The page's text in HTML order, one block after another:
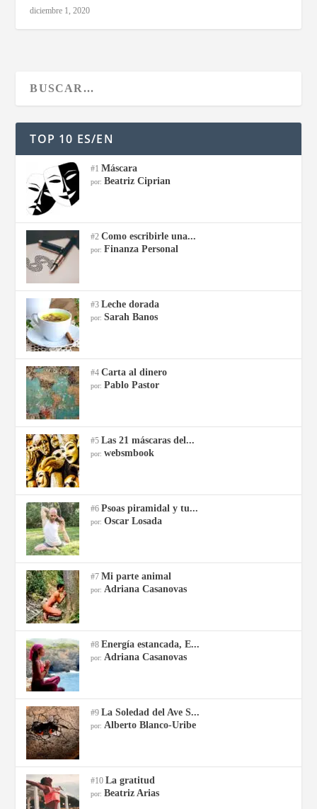
diciembre 1, 2020
TOP 10 ES/EN
#1Máscara
por: Beatriz Ciprian
#2Como escribirle una...
por: Finanza Personal
#3Leche dorada
por:Sarah Banos
#4Carta al dinero
por: Pablo Pastor
#5Las 21 máscaras del...
por:websmbook
#6Psoas piramidal y tu...
por:Oscar Losada
#7Mi parte animal
por: Adriana Casanovas
#8Energía estancada, E...
por: Adriana Casanovas
#9La Soledad del Ave S...
por: Alberto Blanco-Uribe
#10La gratitud
por: Beatriz Arias